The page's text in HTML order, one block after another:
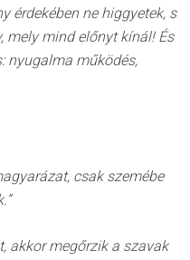
érdekében ne higgyetek, s
mely mind előnyt kínál! És
nyugalma működés,
csak szemébe
akkor megőrzik a szavak